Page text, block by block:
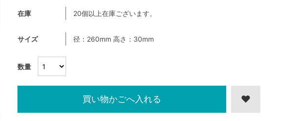
数量
在庫 20個以上在庫ございます。
サイズ 径：260mm 高さ：30mm
買い物かごへ入れる